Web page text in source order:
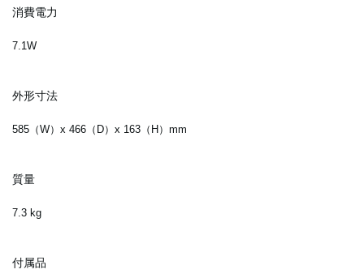
消費電力
7.1W
外形寸法
585（W）x 466（D）x 163（H）mm
質量
7.3 kg
付属品